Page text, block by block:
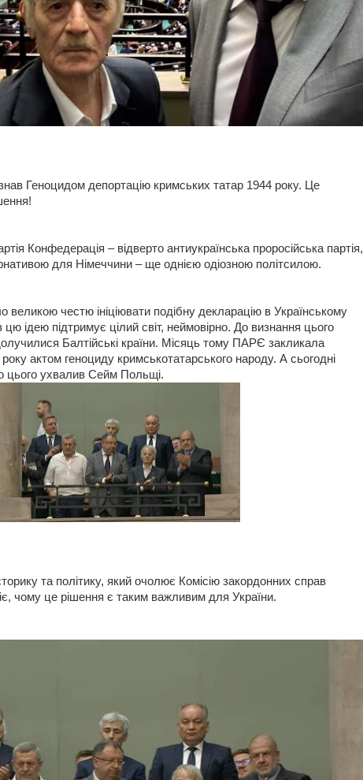
Геноцидом депортацію кримських татар 1944 року. Це
Конфедерація – відверто антиукраїнська проросійська партія,
для Німеччини – ще однією одіозною політсилою.
великою честю ініціювати подібну декларацію в Українському
цю ідею підтримує цілий світ, неймовірно. До визнання цього
Балтійські країни. Місяць тому ПАРЄ закликала
актом геноциду кримськотатарського народу. А сьогодні
ухвалив Сейм Польщі.
та політику, який очолює Комісію закордонних справ
чому це рішення є таким важливим для України.